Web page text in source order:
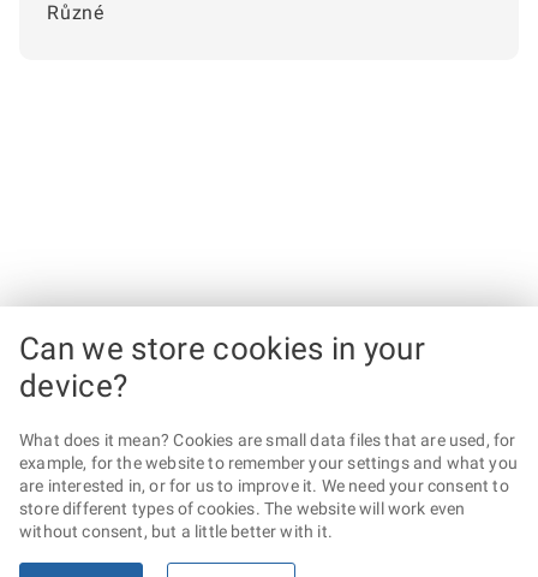
Různé
Can we store cookies in your
device?
What does it mean? Cookies are small data files that are used, for
example, for the website to remember your settings and what you
are interested in, or for us to improve it. We need your consent to
store different types of cookies. The website will work even
without consent, but a little better with it.